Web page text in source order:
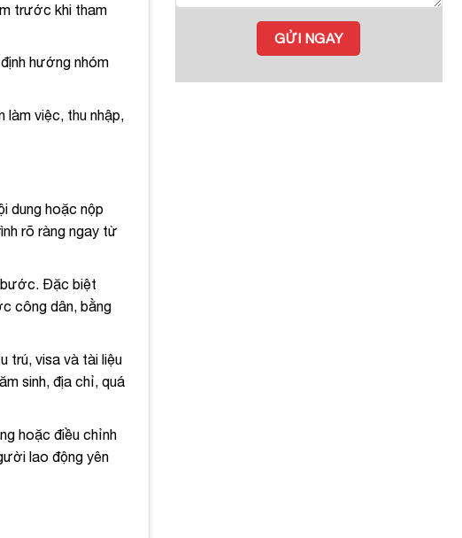
trước khi tham
hướng nhóm
làm việc, thu nhập,
dung hoặc nộp
rõ ràng ngay từ
bước. Đặc biệt
công dân, bằng
trú, visa và tài liệu
sinh, địa chỉ, quá
hoặc điều chỉnh
lao động yên